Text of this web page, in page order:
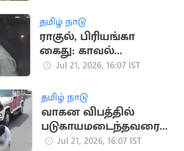
தமிழ் நாடு
ராகுல், பிரியங்கா
கைது: காவல்
நிலையம் வந்த
Jul 21, 2026, 16:07 IST
தமிழ் நாடு
வாகன விபத்தில்
படுகாயமடைந்தவரை
மீட்டுJul 21, 2026, 16:07 IST